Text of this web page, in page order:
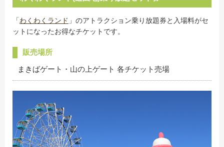
「わくわくランド 」のアトラクション乗り放題券と入場料がセ
ットになったお得なチケットです。
販売場所
まきばゲート・山の上ゲート 各チケット売場